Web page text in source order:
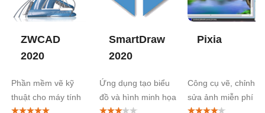
ZWCAD
2020
Phần mềm vẽ kỹ
thuật cho máy tính
SmartDraw
2020
Ứng dụng tạo biểu
đồ và hình minh họa
Pixia
Công cụ vẽ, chỉnh
sửa ảnh miễn phí